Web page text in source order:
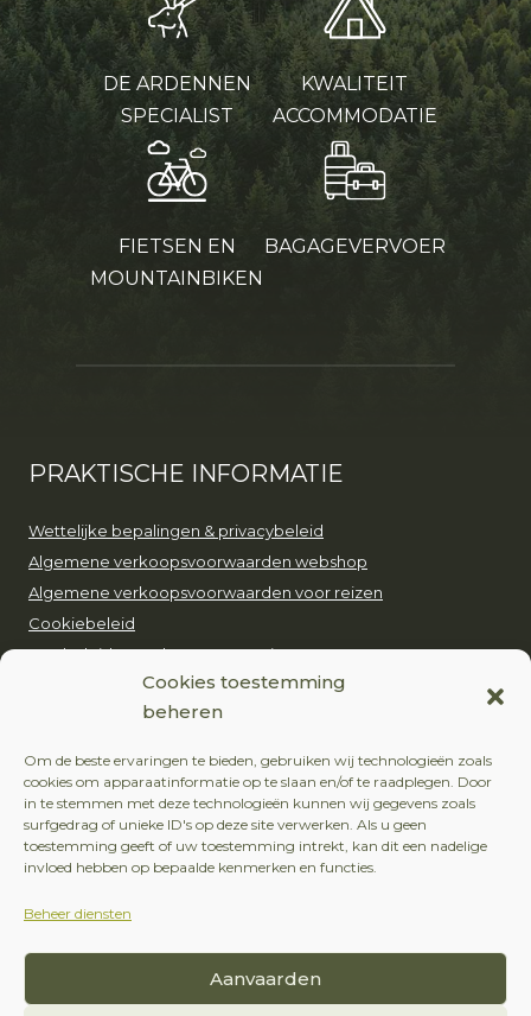
Cookies toestemming
beheren
Om de beste ervaringen te bieden, gebruiken wij technologieën zoals
cookies om apparaatinformatie op te slaan en/of te raadplegen. Door
in te stemmen met deze technologieën kunnen wij gegevens zoals
surfgedrag of unieke ID's op deze site verwerken. Als u geen
toestemming geeft of uw toestemming intrekt, kan dit een nadelige
invloed hebben op bepaalde kenmerken en functies.
Beheer diensten
Aanvaarden
DE ARDENNEN
SPECIALIST
KWALITEIT
ACCOMMODATIE
FIETSEN EN
MOUNTAINBIKEN
BAGAGEVERVOER
PRAKTISCHE INFORMATIE
Wettelijke bepalingen & privacybeleid
Algemene verkoopsvoorwaarden webshop
Algemene verkoopsvoorwaarden voor reizen
Cookiebeleid
Ons beleid voor duurzaam toerisme
EUROP’AVENTURE
+32 (0)479 24 51 80
contact@europaventure.be
Place du Fays 11, 6870 Saint-Hubert
VOLG ONS
Facebook
Instagram